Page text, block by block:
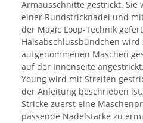
Armausschnitte gestrickt. Sie
einer Rundstricknadel und
der Magic Loop-Technik
Halsabschlussbündchen wird
aufgenommenen Maschen
auf der Innenseite
Young wird mit Streifen
der Anleitung beschrieben ist.
Stricke zuerst eine
passende Nadelstärke zu